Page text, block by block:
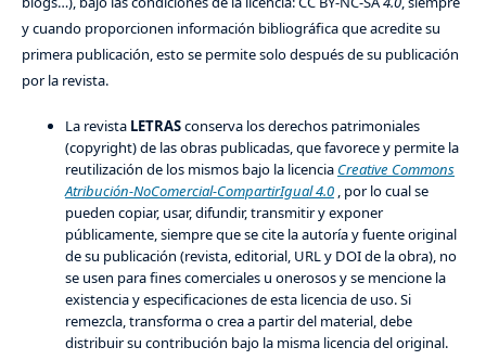
y cuando proporcionen información bibliográfica que acredite su
primera publicación, esto se permite solo después de su publicación
por la revista.
La revista LETRASconserva los derechos patrimoniales
(copyright) de las obras publicadas, que favorece y permite la
reutilización de los mismos bajo la licencia Creative Commons
Atribución-NoComercial-CompartirIgual 4.0, por lo cual se
pueden copiar, usar, difundir, transmitir y exponer
públicamente, siempre que se cite la autoría y fuente original
de su publicación (revista, editorial, URL y DOI de la obra), no
se usen para fines comerciales u onerosos y se mencione la
existencia y especificaciones de esta licencia de uso. Si
remezcla, transforma o crea a partir del material, debe
distribuir su contribución bajo la misma licencia del original.